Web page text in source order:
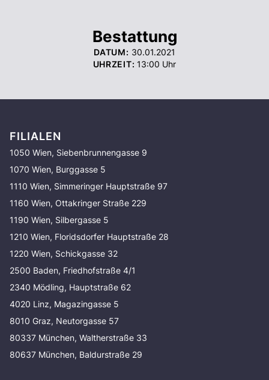
Bestattung
DATUM: 30.01.2021
UHRZEIT: 13:00 Uhr
FILIALEN
1050 Wien, Siebenbrunnengasse 9
1070 Wien, Burggasse 5
1110 Wien, Simmeringer Hauptstraße 97
1160 Wien, Ottakringer Straße 229
1190 Wien, Silbergasse 5
1210 Wien, Floridsdorfer Hauptstraße 28
1220 Wien, Schickgasse 32
2500 Baden, Friedhofstraße 4/1
2340 Mödling, Hauptstraße 62
4020 Linz, Magazingasse 5
8010 Graz, Neutorgasse 57
80337 München, Waltherstraße 33
80637 München, Baldurstraße 29